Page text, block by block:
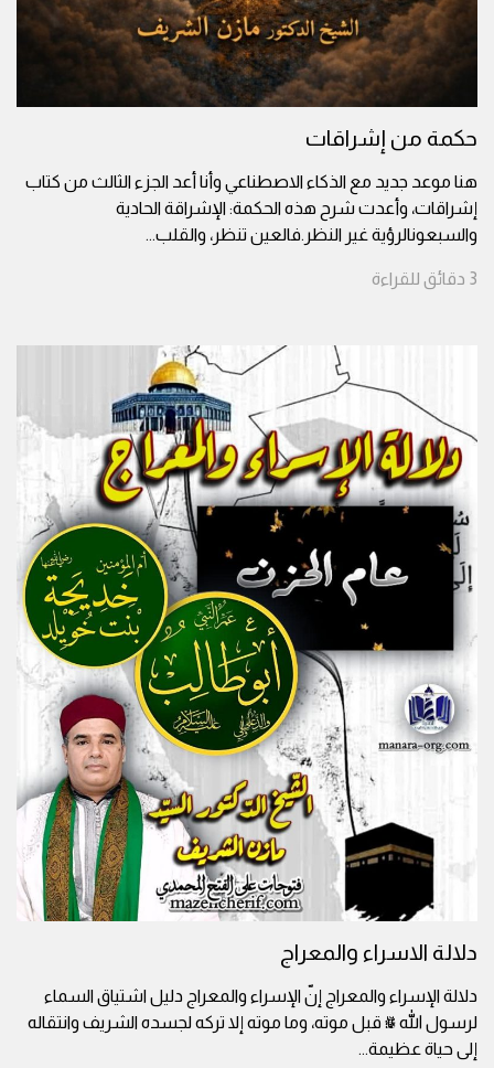
حكمة من إشراقات
هنا موعد جديد مع الذكاء الاصطناعي وأنا أعد الجزء الثالث من كتاب
إشراقات، وأعدت شرح هذه الحكمة: الإشراقة الحادية
والسبعونالرؤية غير النظر.فالعين تنظر، والقلب...
3 دقائق للقراءة
دلالة الاسراء والمعراج
دلالة الإسراء والمعراج إنّ الإسراء والمعراج دليل اشتياق السماء
لرسول الله ﷺ قبل موته، وما موته إلا تركه لجسده الشريف وانتقاله
إلى حياة عظيمة...